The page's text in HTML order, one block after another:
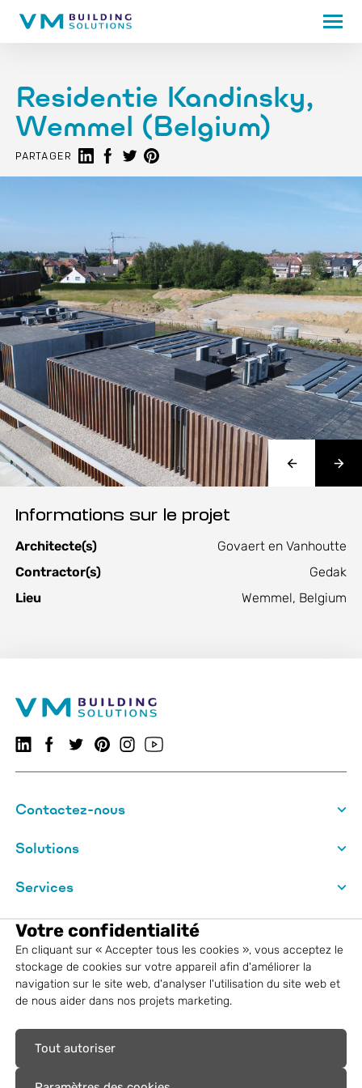
Residentie Kandinsky,
Wemmel (Belgium)
PARTAGER Partager sur LinkedIn
Partager sur Facebook
Share on Twitter
Share on Pinterest
Informations sur le projet
Architecte(s)
Govaert en Vanhoutte
Contractor(s)
Gedak
Lieu
Wemmel, Belgium
Suivez-nous sur LinkedIn
Suivez-nous sur Facebook
VMBSO.general.social.twitter.follow
VMBSO.general.social.pinterest.follow
Suivez-nous sur Instagram
Visitez notre chaîne YouTube
Contactez-nous
Solutions
Services
VM Building Solutions
Informations légales
Autres
Marques déposées : VM Building
Solutions®, Aurubis®, Nordic Copper®
Votre confidentialité
En cliquant sur « Accepter tous les cookies », vous acceptez le
stockage de cookies sur votre appareil afin d'améliorer la
navigation sur le site web, d'analyser l'utilisation du site web et
de nous aider dans nos projets marketing.
Tout autoriser